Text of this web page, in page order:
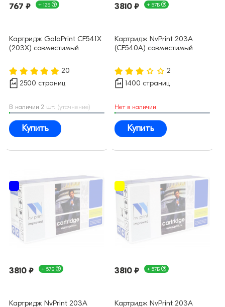
767 ₽ + 12Б
Картридж GalaPrint CF541X
(203X) совместимый
20
2500 страниц
В наличии 2 шт. (уточнение)
Купить
3810 ₽ + 57Б
Картридж NvPrint 203A
(CF540A) совместимый
2
1400 страниц
Нет в наличии
Купить
3810 ₽ + 57Б
Картридж NvPrint 203A
3810 ₽ + 57Б
Картридж NvPrint 203A